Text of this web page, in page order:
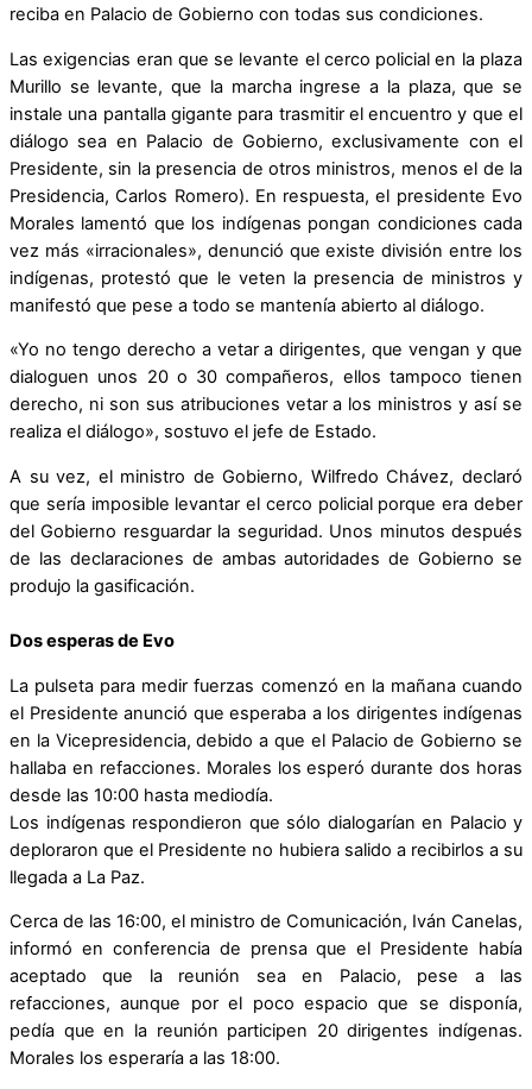
reciba en Palacio de Gobierno con todas sus condiciones.
Las exigencias eran que se levante el cerco policial en la plaza
Murillo se levante, que la marcha ingrese a la plaza, que se
instale una pantalla gigante para trasmitir el encuentro y que el
diálogo sea en Palacio de Gobierno, exclusivamente con el
Presidente, sin la presencia de otros ministros, menos el de la
Presidencia, Carlos Romero). En respuesta, el presidente Evo
Morales lamentó que los indígenas pongan condiciones cada
vez más «irracionales», denunció que existe división entre los
indígenas, protestó que le veten la presencia de ministros y
manifestó que pese a todo se mantenía abierto al diálogo.
«Yo no tengo derecho a vetar a dirigentes, que vengan y que
dialoguen unos 20 o 30 compañeros, ellos tampoco tienen
derecho, ni son sus atribuciones vetar a los ministros y así se
realiza el diálogo», sostuvo el jefe de Estado.
A su vez, el ministro de Gobierno, Wilfredo Chávez, declaró
que sería imposible levantar el cerco policial porque era deber
del Gobierno resguardar la seguridad. Unos minutos después
de las declaraciones de ambas autoridades de Gobierno se
produjo la gasificación.
Dos esperas de Evo
La pulseta para medir fuerzas comenzó en la mañana cuando
el Presidente anunció que esperaba a los dirigentes indígenas
en la Vicepresidencia, debido a que el Palacio de Gobierno se
hallaba en refacciones. Morales los esperó durante dos horas
desde las 10:00 hasta mediodía.
Los indígenas respondieron que sólo dialogarían en Palacio y
deploraron que el Presidente no hubiera salido a recibirlos a su
llegada a La Paz.
Cerca de las 16:00, el ministro de Comunicación, Iván Canelas,
informó en conferencia de prensa que el Presidente había
aceptado que la reunión sea en Palacio, pese a las
refacciones, aunque por el poco espacio que se disponía,
pedía que en la reunión participen 20 dirigentes indígenas.
Morales los esperaría a las 18:00.